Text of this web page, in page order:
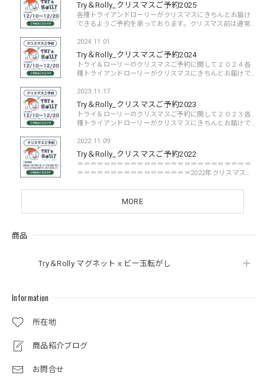
商品
Try＆Rolly マグネットｘビー玉転がし
Information
所在地
商品紹介ブログ
お問合せ
Try＆Rolly_クリスマスご予約2025
各種トライアンドローリーがクリスマスにきちんとお届け
できるようご予約を承っております。クリスマス前は通常
を持ってご注文を承っております。下記のリ...
2024.11.01
Try＆Rolly_クリスマスご予約2024
トライ＆ローリーのクリスマスご予約に関して２０２４各
種トライアンドローリーがクリスマスにきちんとお届けで
は異なる配送日数が必要となる場合があるた...
2023.11.17
Try＆Rolly_クリスマスご予約2023
トライ＆ローリーのクリスマスご予約に関して２０２３各
種トライアンドローリーがクリスマスにきちんとお届けで
は異なる配送日数が必要となる場合があるた...
2022.11.09
Try＆Rolly_クリスマスご予約2022
＝＝＝＝＝＝＝＝＝＝＝＝＝＝＝＝＝＝＝＝＝＝＝＝＝＝
＝＝＝＝＝＝＝＝＝＝＝＝＝＝＝＝＝2022年クリスマス到
ただき誠にありがとうございました。上司の...
MORE